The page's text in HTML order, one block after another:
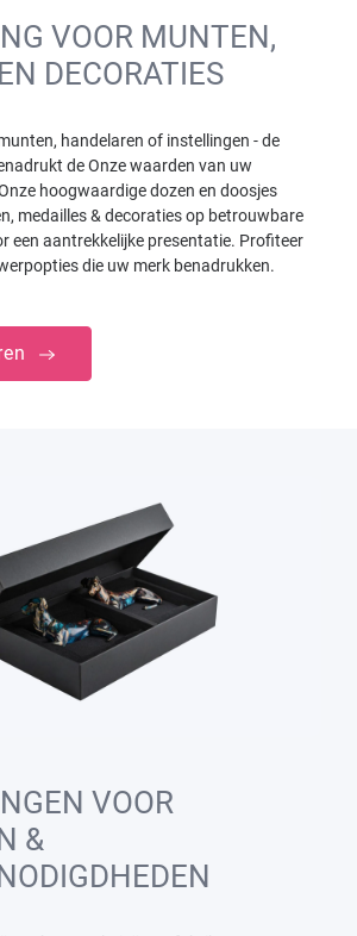
VOOR MUNTEN,
DECORATIES
handelaren of instellingen - de
de Onze waarden van uw
hoogwaardige dozen en doosjes
medailles & decoraties op betrouwbare
een aantrekkelijke presentatie. Profiteer
die uw merk benadrukken.
VOOR
&